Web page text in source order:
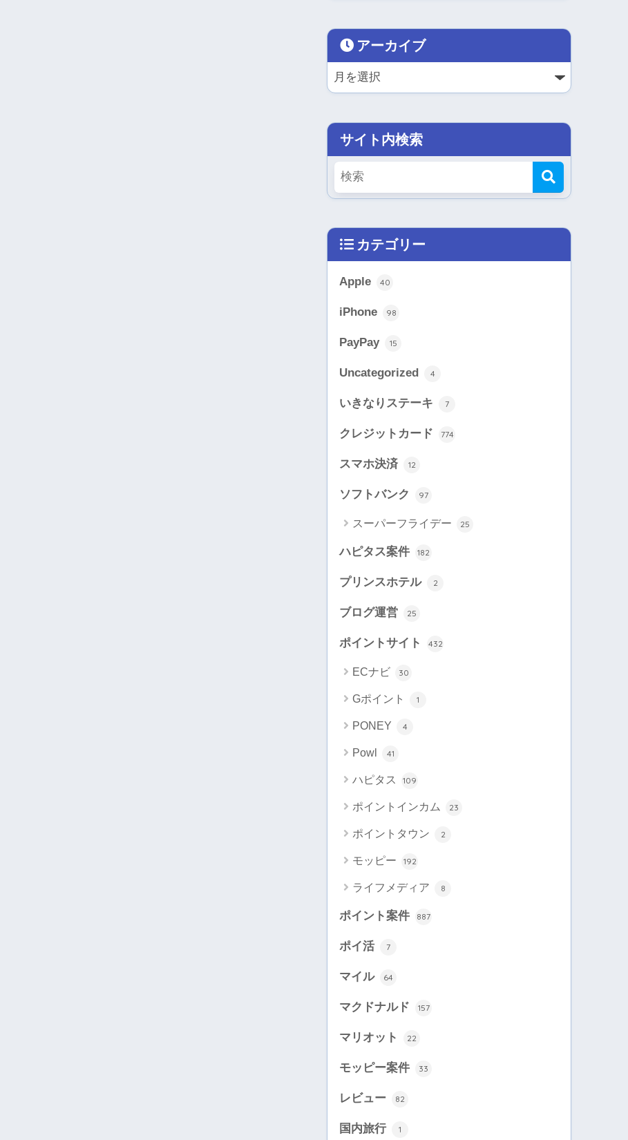
アーカイブ
サイト内検索
カテゴリー
Apple 40
iPhone 98
PayPay 15
Uncategorized 4
いきなりステーキ 7
クレジットカード 774
スマホ決済 12
ソフトバンク 97
スーパーフライデー 25
ハピタス案件 182
プリンスホテル 2
ブログ運営 25
ポイントサイト 432
ECナビ 30
Gポイント 1
PONEY 4
Powl 41
ハピタス 109
ポイントインカム 23
ポイントタウン 2
モッピー 192
ライフメディア 8
ポイント案件 887
ポイ活 7
マイル 64
マクドナルド 157
マリオット 22
モッピー案件 33
レビュー 82
国内旅行 1